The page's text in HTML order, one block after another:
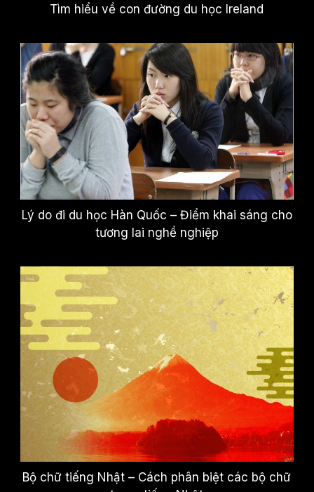
Tìm hiểu về con đường du học Ireland
Lý do đi du học Hàn Quốc – Điểm khai sáng cho
tương lai nghề nghiệp
Bộ chữ tiếng Nhật – Cách phân biệt các bộ chữ